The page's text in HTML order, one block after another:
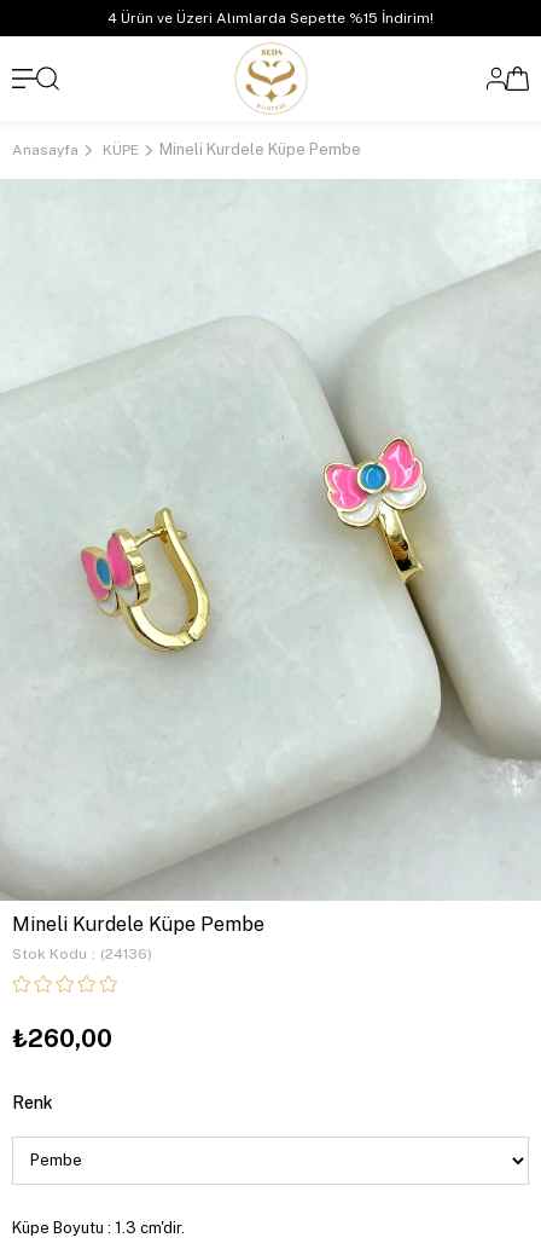
4 Ürün ve Üzeri Alımlarda Sepette %15 İndirim!
Anasayfa KÜPE Mineli Kurdele Küpe Pembe
Mineli Kurdele Küpe Pembe
Stok Kodu (24136)
₺260,00
Renk
Küpe Boyutu : 1.3 cm'dir.